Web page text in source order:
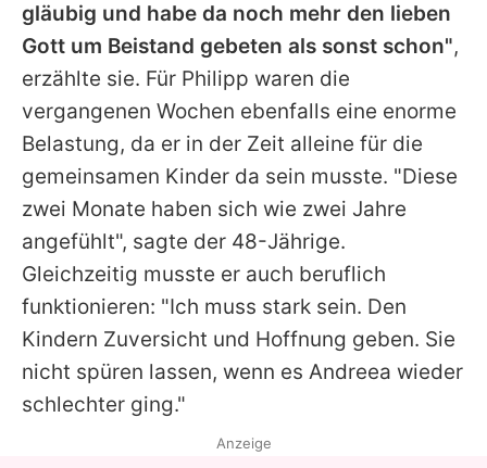
gläubig und habe da noch mehr den lieben
Gott um Beistand gebeten als sonst schon",
erzählte sie. Für Philipp waren die
vergangenen Wochen ebenfalls eine enorme
Belastung, da er in der Zeit alleine für die
gemeinsamen Kinder da sein musste. "Diese
zwei Monate haben sich wie zwei Jahre
angefühlt", sagte der 48-Jährige.
Gleichzeitig musste er auch beruflich
funktionieren: "Ich muss stark sein. Den
Kindern Zuversicht und Hoffnung geben. Sie
nicht spüren lassen, wenn es Andreea wieder
schlechter ging."
Anzeige